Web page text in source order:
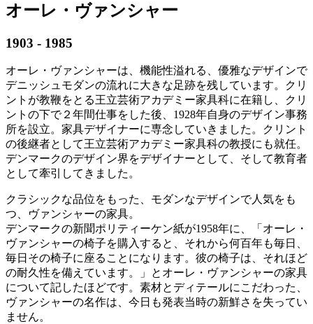
オーレ・ヴァンシャー
1903 - 1985
オーレ・ヴァンシャーは、機能性溢れる、優雅なデザインで
デニッシュモダンの流れに大きな足跡を残しています。クリ
ントが教鞭をとる王立芸術アカデミー家具科に在籍し、クリ
ントの下で２年間仕事をした後、1928年自身のデザイン事務
所を設立。家具デザイナーに専念していきました。クリント
の後継者として王立芸術アカデミー家具科の教授にも就任。
デンマークのデザイン界をデザイナーとして、そして教育者
として牽引してきました。
クラシックな品位をもった、モダンなデザインで人気をも
つ、ヴァンシャーの家具。
デンマークの新聞ポリティーケン紙が1958年に、「オーレ・
ヴァンシャーの椅子を購入すると、それから何百年も毎日、
毎日その椅子に座ることになります。彼の椅子は、それほど
の耐久性を備えています。」とオーレ・ヴァンシャーの家具
について記したほどです。素材とディテールにこだわった、
ヴァンシャーの名作は、今日も発表当時の新鮮さを失ってい
ません。